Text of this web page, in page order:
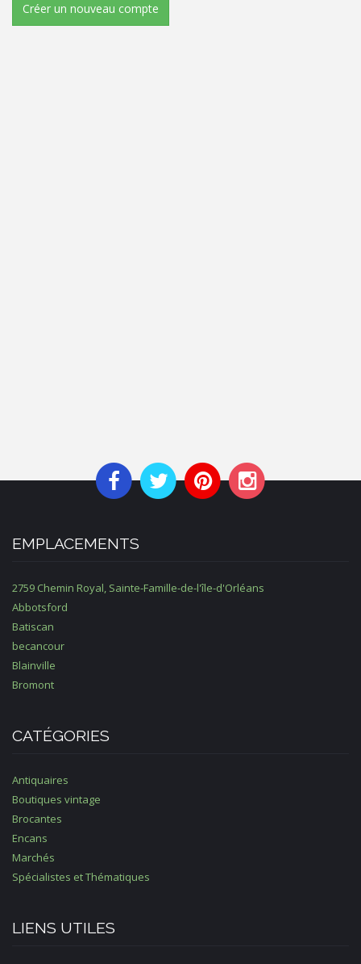
Créer un nouveau compte
EMPLACEMENTS
2759 Chemin Royal, Sainte-Famille-de-l'île-d'Orléans
Abbotsford
Batiscan
becancour
Blainville
Bromont
CATÉGORIES
Antiquaires
Boutiques vintage
Brocantes
Encans
Marchés
Spécialistes et Thématiques
LIENS UTILES